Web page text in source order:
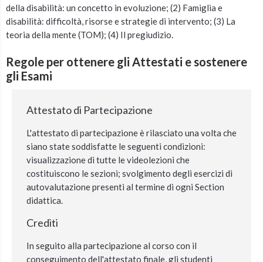
della disabilità: un concetto in evoluzione; (2) Famiglia e
disabilità: difficoltà, risorse e strategie di intervento; (3) La
teoria della mente (TOM); (4) Il pregiudizio.
Regole per ottenere gli Attestati e sostenere
gli Esami
Attestato di Partecipazione
L'attestato di partecipazione è rilasciato una volta che
siano state soddisfatte le seguenti condizioni:
visualizzazione di tutte le videolezioni che
costituiscono le sezioni; svolgimento degli esercizi di
autovalutazione presenti al termine di ogni Section
didattica.
Crediti
In seguito alla partecipazione al corso con il
conseguimento dell'attestato finale, gli studenti